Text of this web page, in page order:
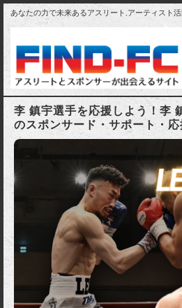
あなたの力で未来あるアスリート,アーティスト
李 鎮宇選手を応援しよう！李
のスポンサード・サポート・応